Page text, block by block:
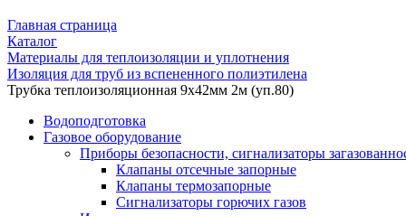
Главная страница
Каталог
Материалы для теплоизоляции и уплотнения
Изоляция для труб из вспененного полиэтилена
Трубка теплоизоляционная 9х42мм 2м (уп.80)
Водоподготовка
Газовое оборудование
Приборы безопасности, сигнализаторы
Клапаны отсечные запорные
Клапаны термозапорные
Сигнализаторы горючих газов